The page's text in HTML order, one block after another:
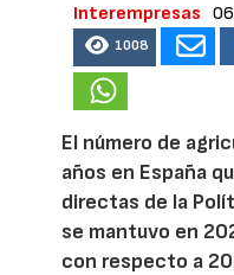
Interempresas
1008
El número de
años en España
directas de la
se mantuvo en
con respecto a